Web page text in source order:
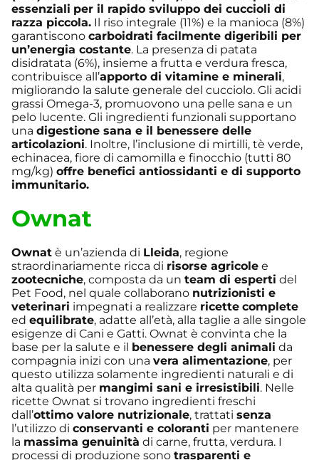
essenziali per il rapido sviluppo dei cuccioli di
razza piccola. Il riso integrale (11%) e la manioca (8%)
garantiscono carboidrati facilmente digeribili per
un’energia costante. La presenza di patata
disidratata (6%), insieme a frutta e verdura fresca,
contribuisce all’apporto di vitamine e minerali,
migliorando la salute generale del cucciolo. Gli acidi
grassi Omega-3, promuovono una pelle sana e un
pelo lucente. Gli ingredienti funzionali supportano
una digestione sana e il benessere delle
articolazioni. Inoltre, l’inclusione di mirtilli, tè verde,
echinacea, fiore di camomilla e finocchio (tutti 80
mg/kg) offre benefici antiossidanti e di supporto
immunitario.
Ownat
Ownat è un’azienda di Lleida, regione
straordinariamente ricca di risorse agricole e
zootecniche, composta da un team di esperti del
Pet Food, nel quale collaborano nutrizionisti e
veterinari impegnati a realizzare ricette complete
ed equilibrate, adatte all’età, alla taglie a alle singole
esigenze di Cani e Gatti. Ownat è convinta che la
base per la salute e il benessere degli animali da
compagnia inizi con una vera alimentazione, per
questo utilizza solamente ingredienti naturali e di
alta qualità per mangimi sani e irresistibili. Nelle
ricette Ownat si trovano ingredienti freschi
dall’ottimo valore nutrizionale, trattati senza
l’utilizzo di conservanti e coloranti per mantenere
la massima genuinità di carne, frutta, verdura. I
processi di produzione sono trasparenti e